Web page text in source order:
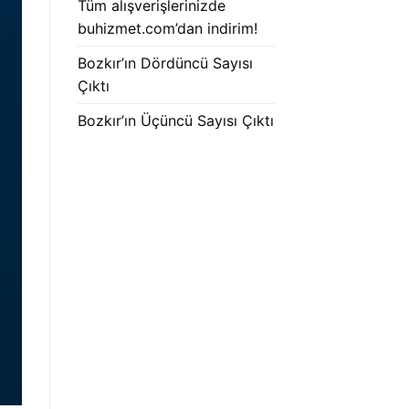
Tüm alışverişlerinizde
buhizmet.com’dan indirim!
Bozkır’ın Dördüncü Sayısı
Çıktı
Bozkır’ın Üçüncü Sayısı Çıktı